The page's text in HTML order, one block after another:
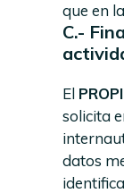
que en
C.-
El
solicita
datos